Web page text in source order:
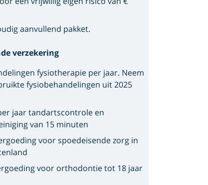
aanvullend pakket.
verzekering
fysiotherapie per jaar. Neem
fysiobehandelingen uit 2025
jaar tandartscontrole en
van 15 minuten
voor spoedeisende zorg in
voor orthodontie tot 18 jaar